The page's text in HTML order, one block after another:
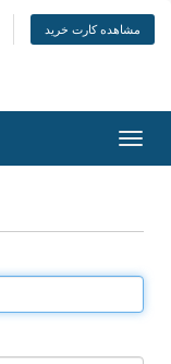
مشاهده کارت خرید
تغییر